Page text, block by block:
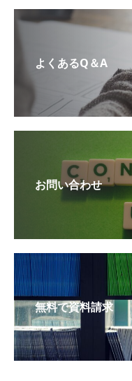
よくあるQ＆A
お問い合わせ
無料で資料請求